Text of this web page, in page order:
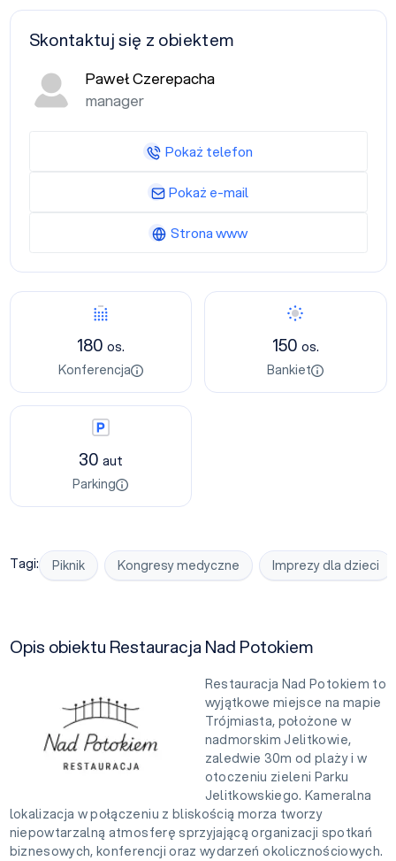
Konferencja
180 os.
Konferencja
Bankiet
150 os.
Bankiet
Parking
30 aut
Parking
Tagi: Piknik Kongresy medyczne Imprezy dla dzieci
Opis obiektu Restauracja Nad Potokiem
Restauracja Nad Potokiem to
wyjątkowe miejsce na mapie
Trójmiasta, położone w
nadmorskim Jelitkowie,
zaledwie 30m od plaży i w
otoczeniu zieleni Parku
Jelitkowskiego. Kameralna
lokalizacja w połączeniu z bliskością morza tworzy
niepowtarzalną atmosferę sprzyjającą organizacji spotkań
biznesowych, konferencji oraz wydarzeń okolicznościowych.
Skontaktuj się z obiektem
Paweł Czerepacha
manager
Pokaż telefon
Pokaż e-mail
Strona www